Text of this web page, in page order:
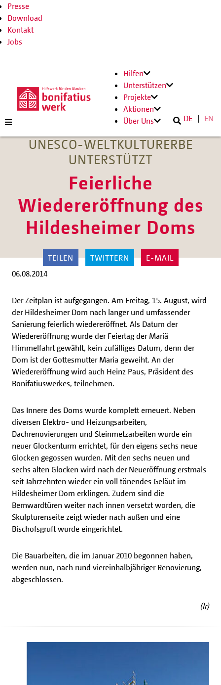
Presse
Download
Kontakt
Jobs
Hilfen
Unterstützen
Projekte
Aktionen
Über Uns
DE EN
UNESCO-WELTKULTURERBE
UNTERSTÜTZT
Feierliche
Wiedereröffnung des
Hildesheimer Doms
TEILEN TWITTERN
E-MAIL
06.08.2014
Der Zeitplan ist aufgegangen. Am Freitag, 15. August, wird
der Hildesheimer Dom nach langer und umfassender
Sanierung feierlich wiedereröffnet. Als Datum der
Wiedereröffnung wurde der Feiertag der Mariä
Himmelfahrt gewählt, kein zufälliges Datum, denn der
Dom ist der Gottesmutter Maria geweiht. An der
Wiedereröffnung wird auch Heinz Paus, Präsident des
Bonifatiuswerkes, teilnehmen.
Das Innere des Doms wurde komplett erneuert. Neben
diversen Elektro- und Heizungsarbeiten,
Dachrenovierungen und Steinmetzarbeiten wurde ein
neuer Glockenturm errichtet, für den eigens sechs neue
Glocken gegossen wurden. Mit den sechs neuen und
sechs alten Glocken wird nach der Neueröffnung erstmals
seit Jahrzehnten wieder ein voll tönendes Geläut im
Hildesheimer Dom erklingen. Zudem sind die
Bernwardtüren weiter nach innen versetzt worden, die
Skulpturenseite zeigt wieder nach außen und eine
Bischofsgruft wurde eingerichtet.
Die Bauarbeiten, die im Januar 2010 begonnen haben,
werden nun, nach rund viereinhalbjähriger Renovierung,
abgeschlossen.
(lr)